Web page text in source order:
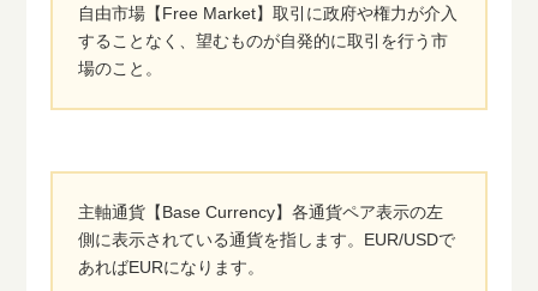
自由市場【Free Market】取引に政府や権力が介入
することなく、望むものが自発的に取引を行う市
場のこと。
主軸通貨【Base Currency】各通貨ペア表示の左
側に表示されている通貨を指します。EUR/USDで
あればEURになります。